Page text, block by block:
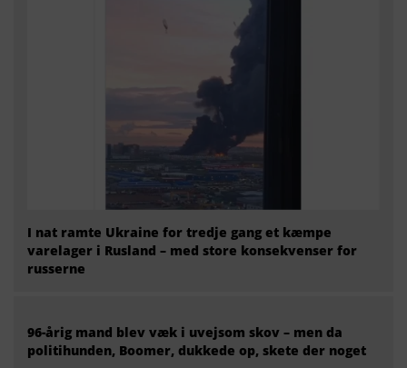
I nat ramte Ukraine for tredje gang et kæmpe
varelager i Rusland – med store konsekvenser for
russerne
96-årig mand blev væk i uvejsom skov – men da
politihunden, Boomer, dukkede op, skete der noget